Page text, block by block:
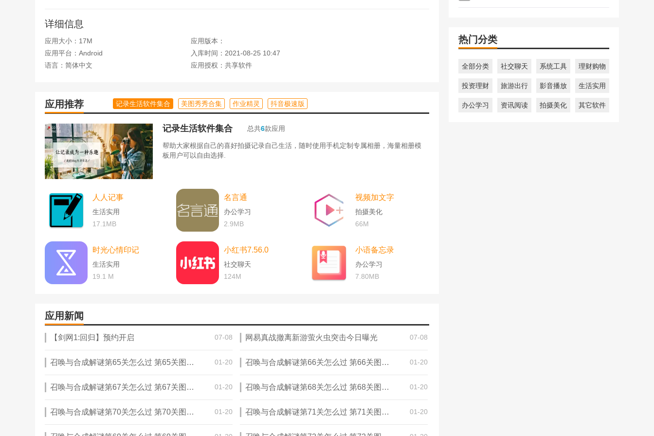
1、小说分类，所有的小说都是分类的，你想要找到自己喜欢的小说会很简单。
2、小说搜索，可以直接输入姓名或者作者姓名找到自己喜欢读的小说。
4.局部扫描。用户还可以扫描自己的本地文件，轻松找到下载的小说。
山楂小说特色介绍:
详细信息
应用大小：17M
应用版本：
应用平台：Android
入库时间：2021-08-25 10:47
语言：简体中文
应用授权：共享软件
应用推荐 记录生活软件集合 美图秀秀合集 作业精灵 抖音极速版
记录生活软件集合 总共6款应用
帮助大家根据自己的喜好拍摄记录自己生活，随时使用手机定制专属相册，海量相册模
板用户可以自由选择.
人人记事
生活实用
17.1MB
名言通
办公学习
2.9MB
视频加文字
拍摄美化
66M
时光心情印记
生活实用
19.1 M
小红书7.56.0
社交聊天
124M
小语备忘录
办公学习
7.80MB
应用新闻
【剑网1:回归】预约开启 07-08 网易真战撤离新游萤火虫突击今日曝光 07-08
召唤与合成解谜第65关怎么过 第65关图文通关攻略 01-20 召唤与合成解谜第66关怎么过 第66关图文通关攻略 01-20
召唤与合成解谜第67关怎么过 第67关图文通关攻略 01-20 召唤与合成解谜第68关怎么过 第68关图文通关攻略 01-20
召唤与合成解谜第70关怎么过 第70关图文通关攻略 01-20 召唤与合成解谜第71关怎么过 第71关图文通关攻略 01-20
热门分类
全部分类 社交聊天 系统工具 理财购物
投资理财 旅游出行 影音播放 生活实用
办公学习 资讯阅读 拍摄美化 其它软件